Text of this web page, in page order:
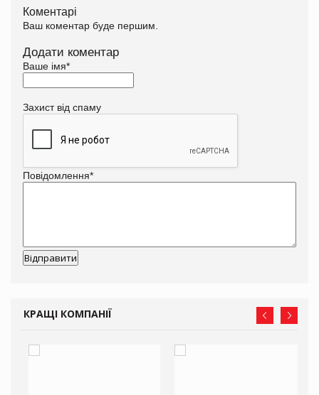
Коментарі
Ваш коментар буде першим.
Додати коментар
Ваше імя*
Захист від спаму
Повідомлення*
КРАЩІ КОМПАНІЇ